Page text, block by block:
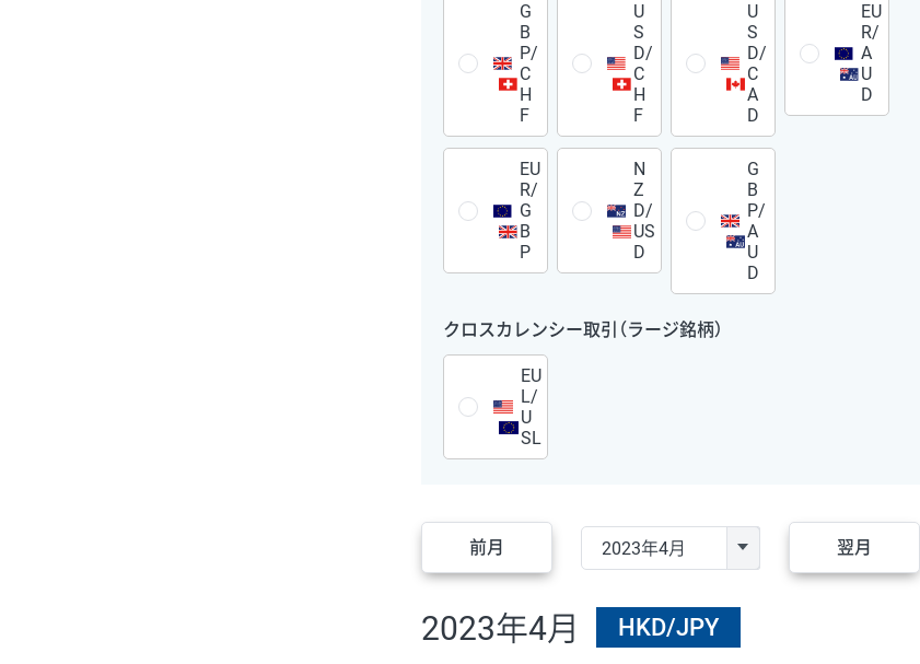
G
B
P/
C
H
F
U
S
D/
C
H
F
U
S
D/
C
A
D
EU
R/
A
U
D
EU
R/
G
B
P
N
Z
D/
US
D
G
B
P/
A
U
D
クロスカレンシー取引（ラージ銘柄）
EU
L/
U
SL
前月 翌月
2023年4月 HKD/JPY